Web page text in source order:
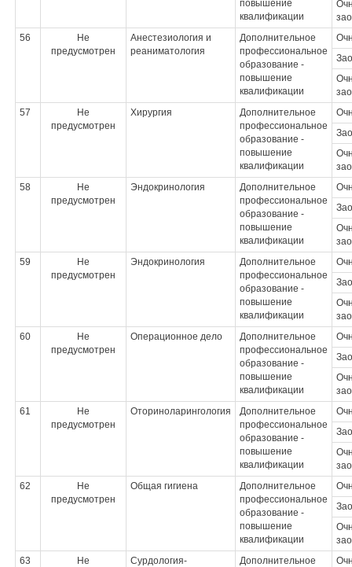
повышение
квалификации
56
Не
предусмотрен
Анестезиология и
реаниматология
Дополнительное
профессиональное
образование -
повышение
квалификации
57
Не
предусмотрен
Хирургия
Дополнительное
профессиональное
образование -
повышение
квалификации
58
Не
предусмотрен
Эндокринология
Дополнительное
профессиональное
образование -
повышение
квалификации
59
Не
предусмотрен
Эндокринология
Дополнительное
профессиональное
образование -
повышение
квалификации
60
Не
предусмотрен
Операционное дело
Дополнительное
профессиональное
образование -
повышение
квалификации
61
Не
предусмотрен
Оториноларингология
Дополнительное
профессиональное
образование -
повышение
квалификации
62
Не
предусмотрен
Общая гигиена
Дополнительное
профессиональное
образование -
повышение
квалификации
63
Не
Сурдология-
Дополнительное